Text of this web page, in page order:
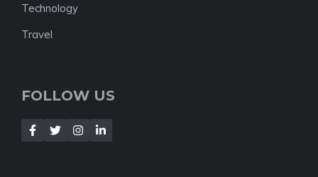
Technology
Travel
FOLLOW US